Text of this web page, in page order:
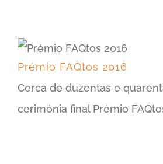
Prémio FAQtos 2016
Cerca de duzentas e
cerimónia final Prémio